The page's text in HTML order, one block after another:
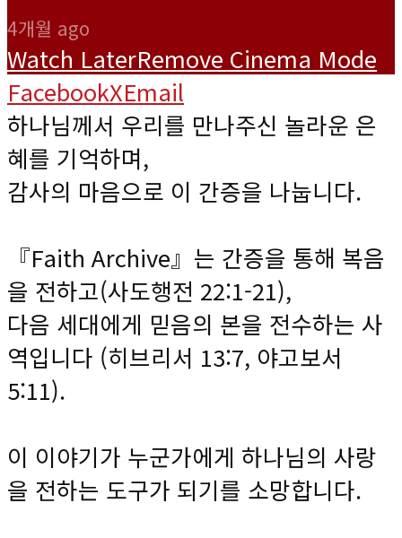
4개월 ago
Watch LaterRemove Cinema Mode
FacebookXEmail
하나님께서 우리를 만나주신 놀라운 은
혜를 기억하며,
감사의 마음으로 이 간증을 나눕니다.
『Faith Archive』는 간증을 통해 복음
을 전하고(사도행전 22:1-21),
다음 세대에게 믿음의 본을 전수하는 사
역입니다 (히브리서 13:7, 야고보서
5:11).
이 이야기가 누군가에게 하나님의 사랑
을 전하는 도구가 되기를 소망합니다.